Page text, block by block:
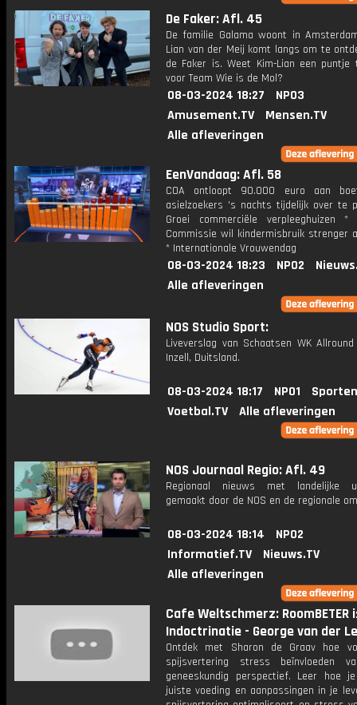
De Faker: Afl. 45
De familie Galama woont in
Lian van der Meij komt langs om te
de Faker is. Weet Kim-Lian een puntje
voor Team Wie is de Mol?
08-03-2024 18:27
NPO3
Amusement.TV
Mensen.TV
Alle afleveringen
EenVandaag: Afl. 58
COA ontloopt 90.000 euro aan
asielzoekers 's nachts tijdelijk over te
Groei commerciële verpleeghuizen *
Commissie wil kindermisbruik strenger
* Internationale Vrouwendag
08-03-2024 18:23 NPO2
Alle afleveringen
NOS Studio Sport:
Liveverslag van Schaatsen WK
Inzell, Duitsland.
08-03-2024 18:17 NPO1
Voetbal.TV
Alle afleveringen
NOS Journaal Regio: Afl. 49
Regionaal nieuws met landelijke
gemaakt door de NOS en de regionale
08-03-2024 18:14
NPO2
Informatief.TV
Nieuws.TV
Alle afleveringen
Cafe Weltschmerz: RoomBETER
Indoctrinatie - George van der
Ontdek met Sharon de Graav hoe
spijsvertering stress beïnvloeden
geneeskundig perspectief. Leer hoe
juiste voeding en aanpassingen in je